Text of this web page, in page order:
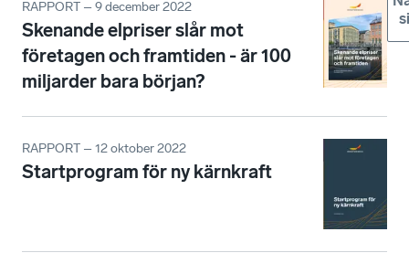
RAPPORT – 9 december 2022
Skenande elpriser slår mot
företagen och framtiden - är 100
miljarder bara början?
RAPPORT – 12 oktober 2022
Startprogram för ny kärnkraft